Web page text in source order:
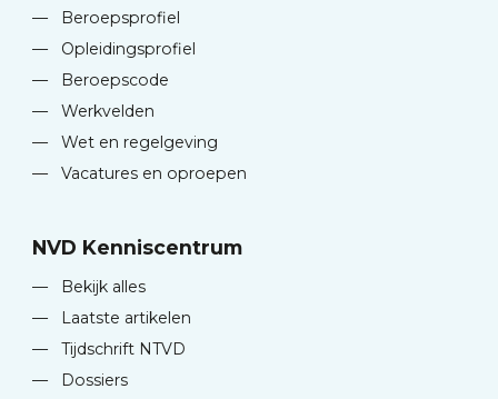
—
Beroepsprofiel
—
Opleidingsprofiel
—
Beroepscode
—
Werkvelden
—
Wet en regelgeving
—
Vacatures en oproepen
NVD Kenniscentrum
—
Bekijk alles
—
Laatste artikelen
—
Tijdschrift NTVD
—
Dossiers